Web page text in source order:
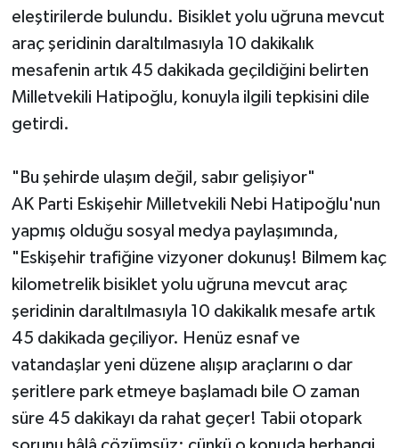
eleştirilerde bulundu. Bisiklet yolu uğruna mevcut
araç şeridinin daraltılmasıyla 10 dakikalık
mesafenin artık 45 dakikada geçildiğini belirten
Milletvekili Hatipoğlu, konuyla ilgili tepkisini dile
getirdi.
"Bu şehirde ulaşım değil, sabır gelişiyor"
AK Parti Eskişehir Milletvekili Nebi Hatipoğlu'nun
yapmış olduğu sosyal medya paylaşımında,
"Eskişehir trafiğine vizyoner dokunuş! Bilmem kaç
kilometrelik bisiklet yolu uğruna mevcut araç
şeridinin daraltılmasıyla 10 dakikalık mesafe artık
45 dakikada geçiliyor. Henüz esnaf ve
vatandaşlar yeni düzene alışıp araçlarını o dar
şeritlere park etmeye başlamadı bile O zaman
süre 45 dakikayı da rahat geçer! Tabii otopark